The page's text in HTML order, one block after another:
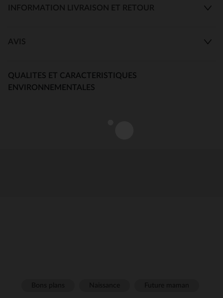
INFORMATION LIVRAISON ET RETOUR
AVIS
QUALITES ET CARACTERISTIQUES
ENVIRONNEMENTALES